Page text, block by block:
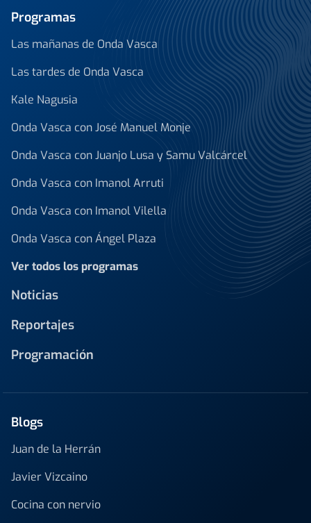
Programas
Las mañanas de Onda Vasca
Las tardes de Onda Vasca
Kale Nagusia
Onda Vasca con José Manuel Monje
Onda Vasca con Juanjo Lusa y Samu Valcárcel
Onda Vasca con Imanol Arruti
Onda Vasca con Imanol Vilella
Onda Vasca con Ángel Plaza
Ver todos los programas
Noticias
Reportajes
Programación
Blogs
Juan de la Herrán
Javier Vizcaino
Cocina con nervio